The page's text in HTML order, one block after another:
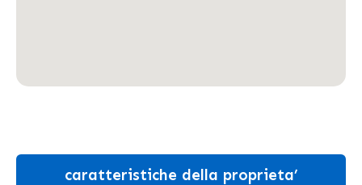
caratteristiche della proprieta’